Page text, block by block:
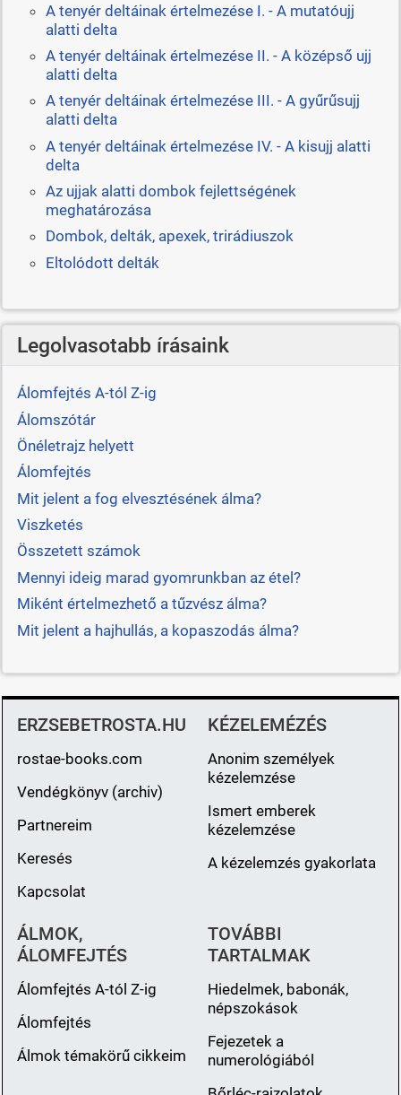
A tenyér deltáinak értelmezése I. - A mutatóujj
alatti delta
A tenyér deltáinak értelmezése II. - A középső ujj
alatti delta
A tenyér deltáinak értelmezése III. - A gyűrűsujj
alatti delta
A tenyér deltáinak értelmezése IV. - A kisujj alatti
delta
Az ujjak alatti dombok fejlettségének
meghatározása
Dombok, delták, apexek, trirádiuszok
Eltolódott delták
Legolvasotabb írásaink
Álomfejtés A-tól Z-ig
Álomszótár
Önéletrajz helyett
Álomfejtés
Mit jelent a fog elvesztésének álma?
Viszketés
Összetett számok
Mennyi ideig marad gyomrunkban az étel?
Miként értelmezhető a tűzvész álma?
Mit jelent a hajhullás, a kopaszodás álma?
ERZSEBETROSTA.HU
rostae-books.com
Vendégkönyv (archiv)
Partnereim
Keresés
Kapcsolat
KÉZELEMÉZÉS
Anonim személyek
kézelemzése
Ismert emberek
kézelemzése
A kézelemzés gyakorlata
ÁLMOK,
ÁLOMFEJTÉS
Álomfejtés A-tól Z-ig
Álomfejtés
Álmok témakörű cikkeim
TOVÁBBI
TARTALMAK
Hiedelmek, babonák,
népszokások
Fejezetek a
numerológiából